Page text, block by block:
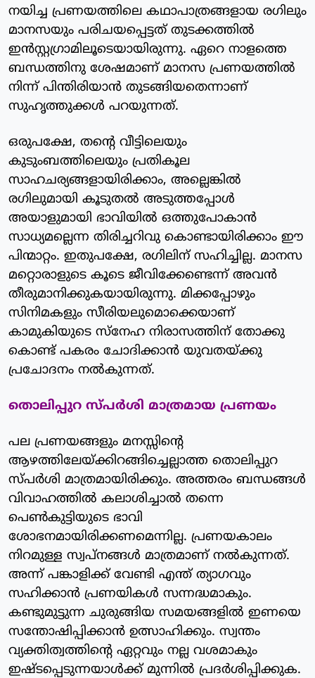
നയിച്ച പ്രണയത്തിലെ കഥാപാത്രങ്ങളായ രഗിലും
മാനസയും പരിചയപ്പെട്ടത് തുടക്കത്തില്‍
ഇന്‍സ്റ്റഗ്രാമിലൂടെയായിരുന്നു. ഏറെ നാളത്തെ
ബന്ധത്തിനു ശേഷമാണ് മാനസ പ്രണയത്തില്‍
നിന്ന് പിന്തിരിയാന്‍ തുടങ്ങിയതെന്നാണ്
സുഹൃത്തുക്കള്‍ പറയുന്നത്.
ഒരുപക്ഷേ, തന്റെ വീട്ടിലെയും
കുടുംബത്തിലെയും പ്രതികൂല
സാഹചര്യങ്ങളായിരിക്കാം, അല്ലെങ്കില്‍
രഗിലുമായി കൂടുതല്‍ അടുത്തപ്പോള്‍
അയാളുമായി ഭാവിയില്‍ ഒത്തുപോകാന്‍
സാധ്യമല്ലെന്ന തിരിച്ചറിവു കൊണ്ടായിരിക്കാം ഈ
പിന്മാറ്റം. ഇതുപക്ഷേ, രഗിലിന് സഹിച്ചില്ല. മാനസ
മറ്റൊരാളുടെ കൂടെ ജീവിക്കേണ്ടെന്ന് അവന്‍
തീരുമാനിക്കുകയായിരുന്നു. മിക്കപ്പോഴും
സിനിമകളും സീരിയലുമൊക്കെയാണ്
കാമുകിയുടെ സ്‌നേഹ നിരാസത്തിന് തോക്കു
കൊണ്ട് പകരം ചോദിക്കാന്‍ യുവതയ്ക്കു
പ്രചോദനം നല്‍കുന്നത്.
തൊലിപ്പുറ സ്പര്‍ശി മാത്രമായ പ്രണയം
പല പ്രണയങ്ങളും മനസ്സിന്റെ
ആഴത്തിലേയ്ക്കിറങ്ങിച്ചെല്ലാത്ത തൊലിപ്പുറ
സ്പര്‍ശി മാത്രമായിരിക്കും. അത്തരം ബന്ധങ്ങള്‍
വിവാഹത്തില്‍ കലാശിച്ചാല്‍ തന്നെ
പെണ്‍കുട്ടിയുടെ ഭാവി
ശോഭനമായിരിക്കണമെന്നില്ല. പ്രണയകാലം
നിറമുള്ള സ്വപ്‌നങ്ങള്‍ മാത്രമാണ് നല്‍കുന്നത്.
അന്ന് പങ്കാളിക്ക് വേണ്ടി എന്ത് ത്യാഗവും
സഹിക്കാന്‍ പ്രണയികള്‍ സന്നദ്ധമാകും.
കണ്ടുമുട്ടുന്ന ചുരുങ്ങിയ സമയങ്ങളില്‍ ഇണയെ
സന്തോഷിപ്പിക്കാന്‍ ഉത്സാഹിക്കും. സ്വന്തം
വ്യക്തിത്വത്തിന്റെ ഏറ്റവും നല്ല വശമാകും
ഇഷ്ടപ്പെടുന്നയാള്‍ക്ക് മുന്നില്‍ പ്രദര്‍ശിപ്പിക്കുക.